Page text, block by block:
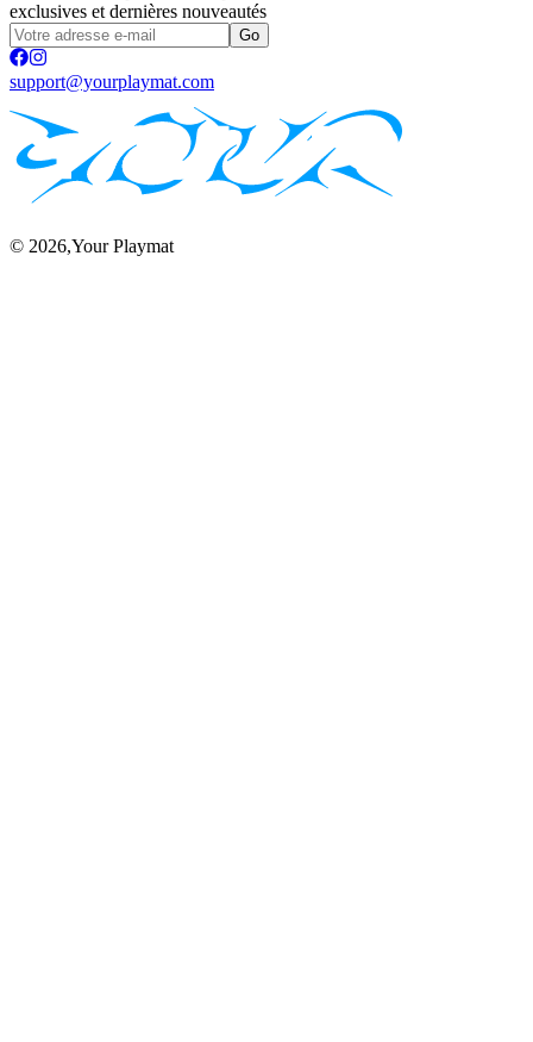
exclusives et dernières nouveautés
Go
support@yourplaymat.com
© 2026,Your Playmat